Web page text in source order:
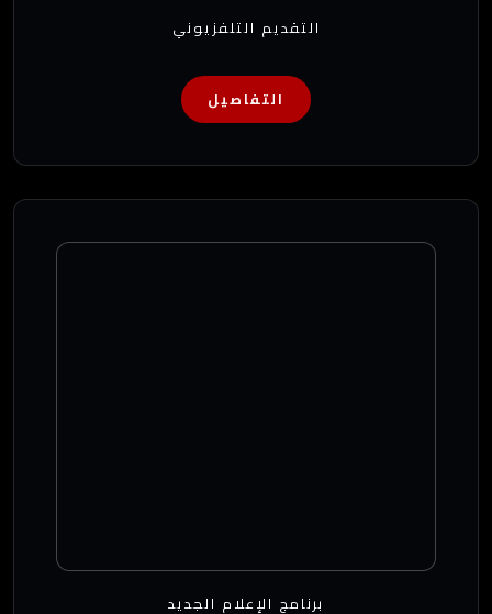
التقديم التلفزيوني
التفاصيل
برنامج الإعلام الجديد